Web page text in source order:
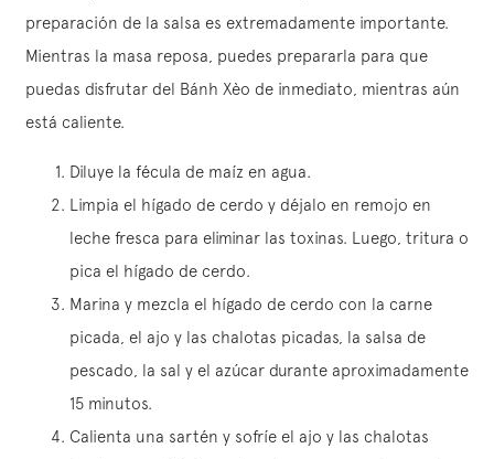
preparación de la salsa es extremadamente importante.
Mientras la masa reposa, puedes prepararla para que
puedas disfrutar del Bánh Xèo de inmediato, mientras aún
está caliente.
Diluye la fécula de maíz en agua.
Limpia el hígado de cerdo y déjalo en remojo en
leche fresca para eliminar las toxinas. Luego, tritura o
pica el hígado de cerdo.
Marina y mezcla el hígado de cerdo con la carne
picada, el ajo y las chalotas picadas, la salsa de
pescado, la sal y el azúcar durante aproximadamente
15 minutos.
Calienta una sartén y sofríe el ajo y las chalotas